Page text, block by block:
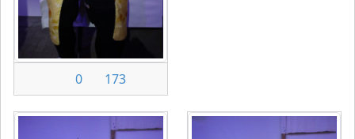
0 173